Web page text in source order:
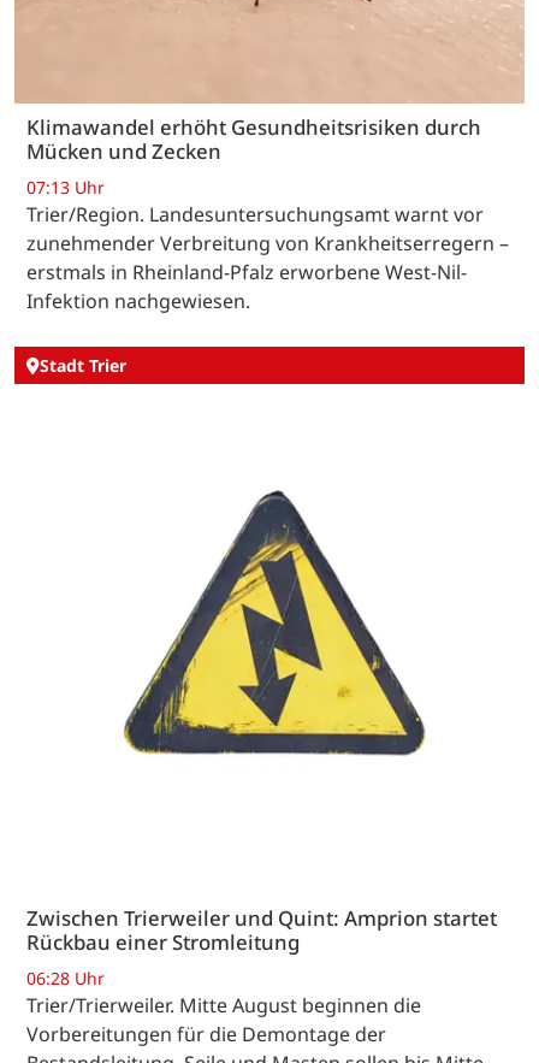
Klimawandel erhöht Gesundheitsrisiken durch
Mücken und Zecken
07:13 Uhr
Trier/Region. Landesuntersuchungsamt warnt vor
zunehmender Verbreitung von Krankheitserregern –
erstmals in Rheinland-Pfalz erworbene West-Nil-
Infektion nachgewiesen.
Stadt Trier
Zwischen Trierweiler und Quint: Amprion startet
Rückbau einer Stromleitung
06:28 Uhr
Trier/Trierweiler. Mitte August beginnen die
Vorbereitungen für die Demontage der